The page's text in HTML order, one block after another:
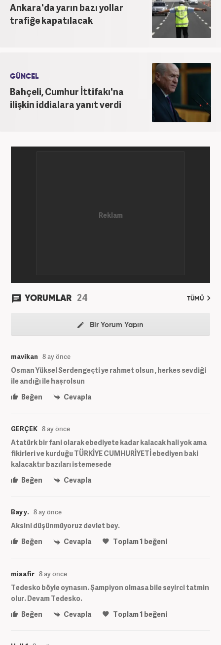
Ankara'da yarın bazı yollar
trafiğe kapatılacak
GÜNCEL
Bahçeli, Cumhur İttifakı'na
ilişkin iddialara yanıt verdi
YORUMLAR 24 TÜMÜ
Bir Yorum Yapın
mavikan 8 ay önce
Osman Yüksel Serdengeçti ye rahmet olsun , herkes sevdiği
ile andığı ile haşrolsun
Beğen
Cevapla
GERÇEK 8 ay önce
Atatürk bir fani olarak ebediyete kadar kalacak hali yok ama
fikirleri ve kurduğu TÜRKİYE CUMHURİYETİ ebediyen baki
kalacaktır bazıları istemesede
Beğen
Cevapla
Bay y. 8 ay önce
Aksini düşünmüyoruz devlet bey.
Beğen
Cevapla Toplam1 beğeni
misafir 8 ay önce
Tedesko böyle oynasın. Şampiyon olmasa bile seyirci tatmin
olur. Devam Tedesko.
Beğen
Cevapla Toplam1 beğeni